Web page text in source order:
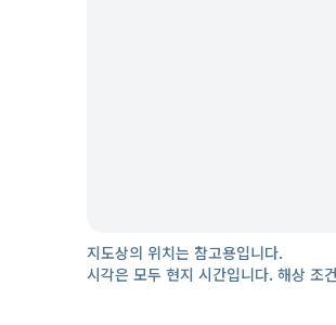
지도상의 위치는 참고용입니다.
시각은 모두 현지 시간입니다. 해상 조